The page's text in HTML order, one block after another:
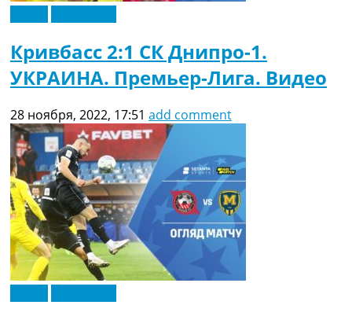
Кривбасс 2:1 СК Днипро-1.
УКРАИНА. Премьер-Лига. Видео
28 ноября, 2022, 17:51 add comment